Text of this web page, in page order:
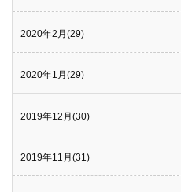
2020年2月(29)
2020年1月(29)
2019年12月(30)
2019年11月(31)